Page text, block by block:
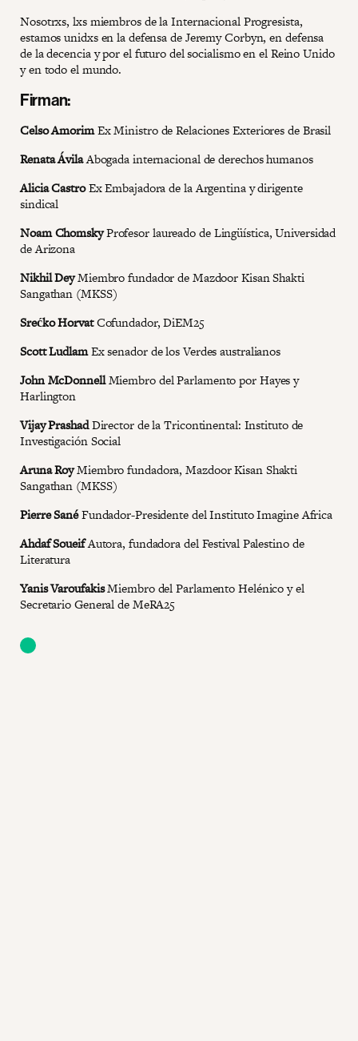
Nosotrxs, lxs miembros de la Internacional Progresista,
estamos unidxs en la defensa de Jeremy Corbyn, en defensa
de la decencia y por el futuro del socialismo en el Reino Unido
y en todo el mundo.
Firman:
Celso AmorimEx Ministro de Relaciones Exteriores de Brasil
Renata ÁvilaAbogada internacional de derechos humanos
Alicia CastroEx Embajadora de la Argentina y dirigente
sindical
Noam ChomskyProfesor laureado de Lingüística, Universidad
de Arizona
Nikhil DeyMiembro fundador de Mazdoor Kisan Shakti
Sangathan (MKSS)
Srećko HorvatCofundador, DiEM25
Scott LudlamEx senador de los Verdes australianos
John McDonnellMiembro del Parlamento por Hayes y
Harlington
Vijay PrashadDirector de la Tricontinental: Instituto de
Investigación Social
Aruna RoyMiembro fundadora, Mazdoor Kisan Shakti
Sangathan (MKSS)
Pierre SanéFundador-Presidente del Instituto Imagine Africa
Ahdaf SoueifAutora, fundadora del Festival Palestino de
Literatura
Yanis VaroufakisMiembro del Parlamento Helénico y el
Secretario General de MeRA25